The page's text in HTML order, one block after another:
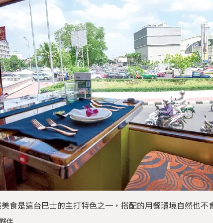
食是這台巴士的主打特色之一，搭配的用餐環境自然也不